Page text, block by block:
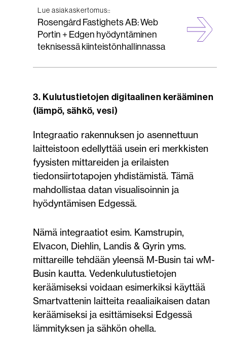
Lue asiakaskertomus::
Rosengård Fastighets AB: Web
Portin + Edgen hyödyntäminen
teknisessä kiinteistönhallinnassa
3. Kulutustietojen digitaalinen kerääminen
(lämpö, sähkö, vesi)
Integraatio rakennuksen jo asennettuun
laitteistoon edellyttää usein eri merkkisten
fyysisten mittareiden ja erilaisten
tiedonsiirtotapojen yhdistämistä. Tämä
mahdollistaa datan visualisoinnin ja
hyödyntämisen Edgessä.
Nämä integraatiot esim. Kamstrupin,
Elvacon, Diehlin, Landis & Gyrin yms.
mittareille tehdään yleensä M-Busin tai wM-
Busin kautta. Vedenkulutustietojen
keräämiseksi voidaan esimerkiksi käyttää
Smartvattenin laitteita reaaliaikaisen datan
keräämiseksi ja esittämiseksi Edgessä
lämmityksen ja sähkön ohella.